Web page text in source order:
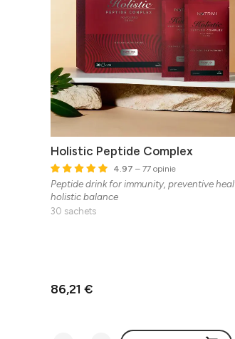
Holistic Peptide Complex
4.97 – 77 opinie
Peptide drink for immunity, preventive
holistic balance
30 sachets
86,21 €